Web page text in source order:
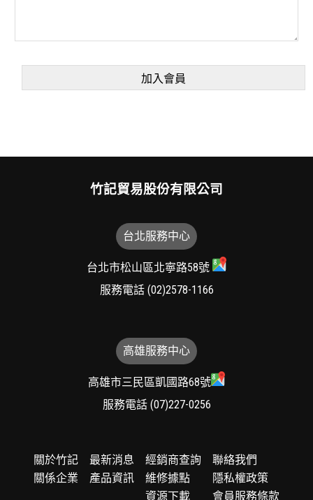
竹記貿易股份有限公司
台北服務中心
台北市松山區北寧路58號
服務電話 (02)2578-1166
高雄服務中心
高雄市三民區凱國路68號
服務電話 (07)227-0256
關於竹記
關係企業
最新消息
產品資訊
經銷商查詢
維修據點
資源下載
聯絡我們
隱私權政策
會員服務條款